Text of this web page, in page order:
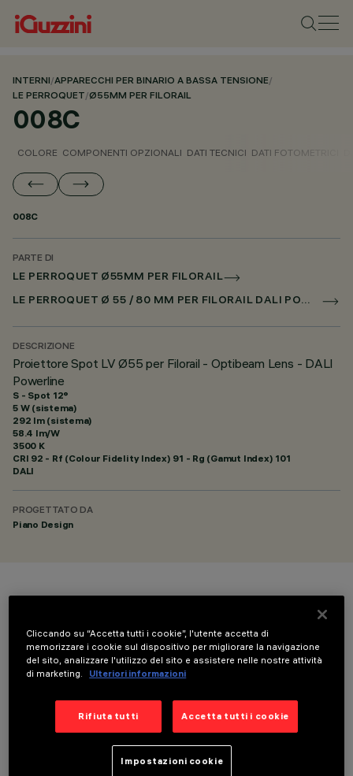
INTERNI/APPARECCHI PER BINARIO A BASSA TENSIONE/
LE PERROQUET/Ø55MM PER FILORAIL
008C
COLORE COMPONENTI OPZIONALI DATI TECNICI DATI FOTOMETRICI
008C
PARTE DI
LE PERROQUET Ø55MM PER FILORAIL
LE PERROQUET Ø 55 / 80 MM PER FILORAIL DALI POWERLINE
DESCRIZIONE
Proiettore Spot LV Ø55 per Filorail - Optibeam Lens - DALI
Powerline
S - Spot 12°
5 W (sistema)
292 lm (sistema)
58.4 lm/W
3500 K
CRI 92 - Rf (Colour Fidelity Index) 91 - Rg (Gamut Index) 101
DALI
PROGETTATO DA
Piano Design
COLORE
COMPONENTI OPZIONALI
Cliccando su “Accetta tutti i cookie”, l'utente accetta di
memorizzare i cookie sul dispositivo per migliorare la navigazione
del sito, analizzare l'utilizzo del sito e assistere nelle nostre attività
di marketing.
Ulteriori informazioni
Rifiuta tutti Accetta tutti i cookie
Impostazioni cookie